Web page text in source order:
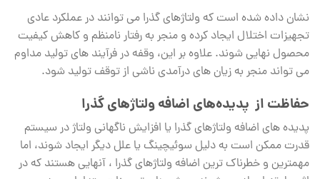
نشان داده شده است که ولتاژهای گذرا می‌ توانند در عملکرد عادی
تجهیزات اختلال ایجاد کرده و منجر به رفتار نامنظم و کاهش کیفیت
محصول نهایی شوند. علاوه بر این، وقفه در فرآیند های تولید مداوم
می ‌تواند منجر به زیان‌ های درآمدی ناشی از توقف تولید شود.
حفاظت از پدیده‌های اضافه ولتاژهای گذرا
پدیده ‌های اضافه ولتاژهای گذرا یا افزایش ناگهانی ولتاژ در سیستم
قدرت ممکن است به دلیل سوئیچینگ یا علل دیگر ایجاد شوند، اما
مهمترین و خطرناک‌ ترین اضافه ولتاژهای گذرا ، آنهایی هستند که در